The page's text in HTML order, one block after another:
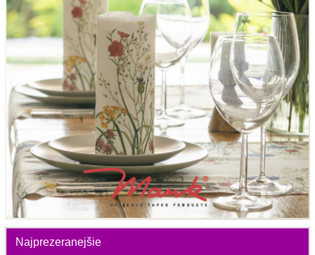
Najprezeranejšie